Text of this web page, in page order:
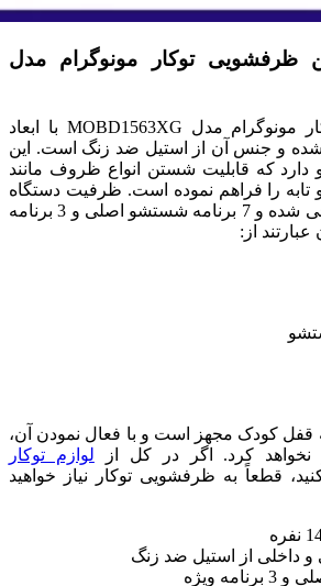
ظرفشویی توکار مونوگرام مدل
ماشین ظرفشویی توکار مونوگرام مدل MOBD1563XG با ابعاد
طراحی شده و جنس آن از استیل ضد زنگ است. این
دارد که قابلیت شستن انواع ظروف مانند
و تابه را فراهم نموده است. ظرفیت دستگاه
برای 12 تا 14 نفر طراحی شده و 7 برنامه شستشو اصلی و 3 برنامه
از:
قفل کودک مجهز است و با فعال نمودن آن،
نخواهد کرد. اگر در کل از لوازم توکار
قطعاً به ظرفشویی توکار نیاز خواهید
و داخلی از استیل ضد زنگ